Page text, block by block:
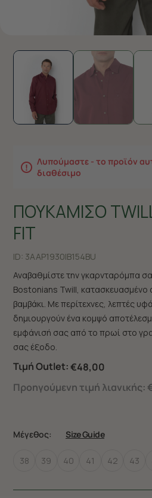
Λυπούμαστε - το προϊόν
διαθέσιμο
ΠΟΥΚΑΜΙΣΟ
FIT
ID: 3AAP1930|B154BU
Αναβαθμίστε την γκαρνταρόμπα
Bostonians Twill, κατασκευασμένο
βαμβάκι. Με περίτεχνες, λεπτές
δημιουργούν ένα κομψό
εμφάνισή σας από το πρωί στο
σας έξοδο.
Τιμή Outlet:€48,00
Προηγούμενη τιμή λιανικής:
Μέγεθος: Size Guide
38 39 40 41 42 43